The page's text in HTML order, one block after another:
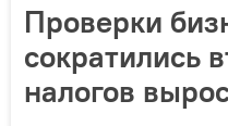
Проверки
сократились
налогов